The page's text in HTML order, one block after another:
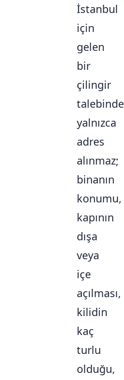
İstanbul
için
gelen
bir
çilingir
talebinde
yalnızca
adres
alınmaz;
binanın
konumu,
kapının
dışa
veya
içe
açılması,
kilidin
kaç
turlu
olduğu,